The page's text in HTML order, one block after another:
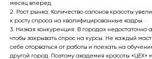
месяц вперед.
2. Рост рынка: Количество салонов красоты
к росту спроса на квалифицированные кадры.
3. Низкая конкуренция: В городах недостаточно
чтобы закрывать спрос на курсы. Не каждый
себе оторваться от работы и поехать на
другой город. Поэтому академия красоты «ЦЕХ»